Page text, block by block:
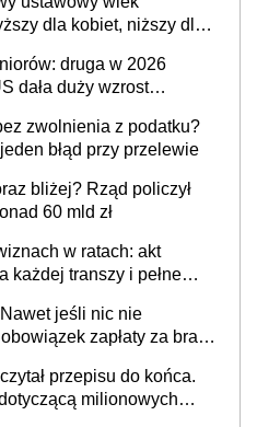
dla kobiet, niższy dla
druga w 2026
dała duży wzrost
zwolnienia z podatku?
błąd przy przelewie
bliżej? Rząd policzył
60 mld zł
w ratach: akt
każdej transzy i pełne
jeśli nic nie
zapłaty za brak
przepisu do końca.
milionowych